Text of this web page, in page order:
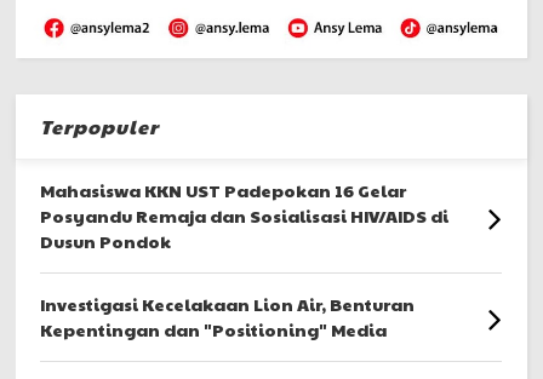
Terpopuler
Mahasiswa KKN UST Padepokan 16 Gelar
Posyandu Remaja dan Sosialisasi HIV/AIDS di
Dusun Pondok
Investigasi Kecelakaan Lion Air, Benturan
Kepentingan dan "Positioning" Media